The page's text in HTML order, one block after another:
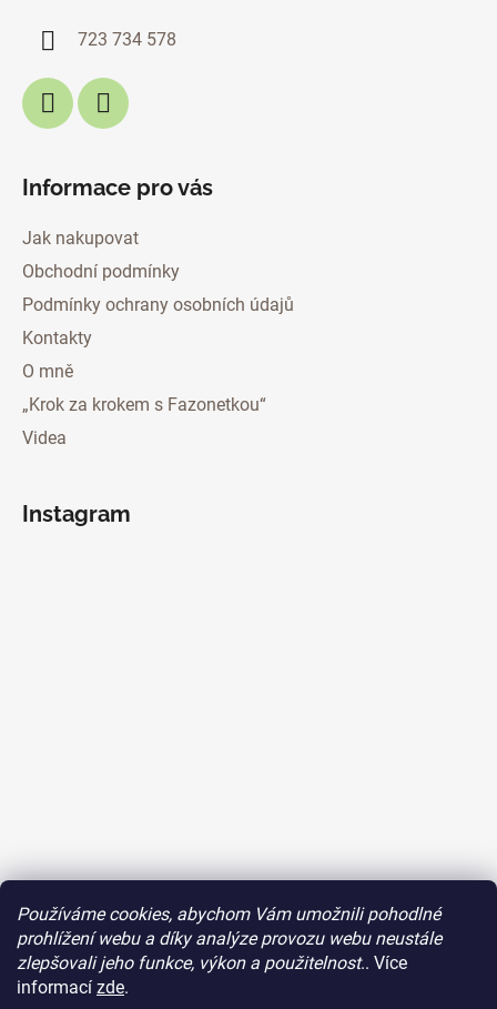
Používáme cookies, abychom Vám umožnili pohodlné
prohlížení webu a díky analýze provozu webu neustále
zlepšovali jeho funkce, výkon a použitelnost.. Více
informací zde.
723 734 578
Informace pro vás
Jak nakupovat
Obchodní podmínky
Podmínky ochrany osobních údajů
Kontakty
O mně
„Krok za krokem s Fazonetkou“
Videa
Instagram
Sledovat na Instagramu
Facebook